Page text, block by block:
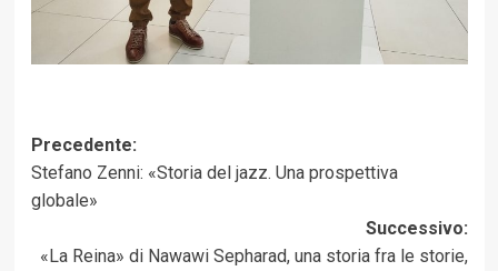
Navigazione
articolo
Precedente:
Stefano Zenni: «Storia del jazz. Una prospettiva
globale»
Successivo:
«La Reina» di Nawawi Sepharad, una storia fra le storie,